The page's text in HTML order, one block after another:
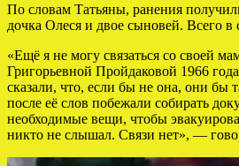
По словам Татьяны, ранения
дочка Олеся и двое сыновей. Всего в
«Ещё я не могу связаться со своей
Григорьевной Пройдаковой 1966
сказали, что, если бы не она, они бы
после её слов побежали собирать
необходимые вещи, чтобы
никто не слышал. Связи нет», —